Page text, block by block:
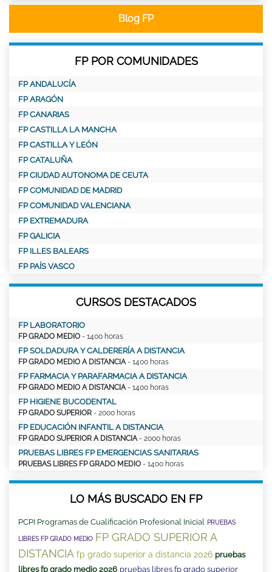
Blog FP
FP POR COMUNIDADES
FP ANDALUCÍA
FP ARAGÓN
FP CANARIAS
FP CASTILLA LA MANCHA
FP CASTILLA Y LEÓN
FP CATALUÑA
FP CIUDAD AUTONOMA DE CEUTA
FP COMUNIDAD DE MADRID
FP COMUNIDAD VALENCIANA
FP EXTREMADURA
FP GALICIA
FP ILLES BALEARS
FP PAÍS VASCO
CURSOS DESTACADOS
FP LABORATORIO
FP GRADO MEDIO - 1400 horas
FP SOLDADURA Y CALDERERÍA A DISTANCIA
FP GRADO MEDIO A DISTANCIA - 1400 horas
FP FARMACIA Y PARAFARMACIA A DISTANCIA
FP GRADO MEDIO A DISTANCIA - 1400 horas
FP HIGIENE BUCODENTAL
FP GRADO SUPERIOR - 2000 horas
FP EDUCACIÓN INFANTIL A DISTANCIA
FP GRADO SUPERIOR A DISTANCIA - 2000 horas
PRUEBAS LIBRES FP EMERGENCIAS SANITARIAS
PRUEBAS LIBRES FP GRADO MEDIO - 1400 horas
LO MÁS BUSCADO EN FP
PCPI Programas de Cualificación Profesional Inicial PRUEBAS
LIBRES FP GRADO MEDIO FP GRADO SUPERIOR A
DISTANCIA fp grado superior a distancia 2026 pruebas
libres fp grado medio 2026 pruebas libres fp grado superior